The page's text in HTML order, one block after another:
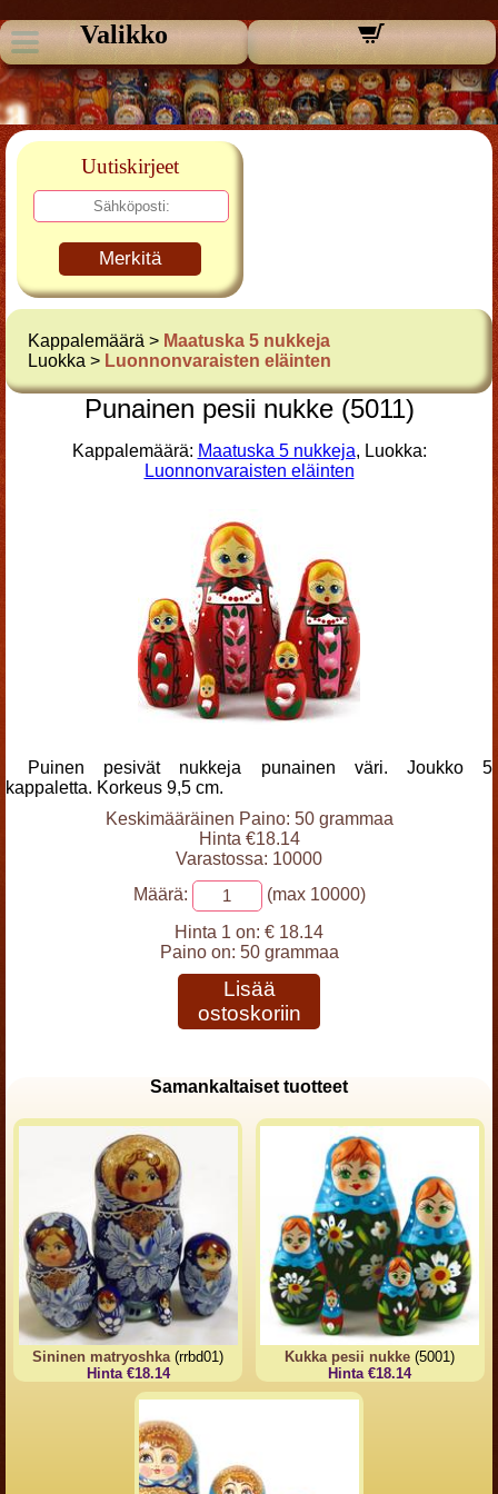
Valikko
Uutiskirjeet
Merkitä
Kappalemäärä > Maatuska 5 nukkeja
Luokka > Luonnonvaraisten eläinten
Punainen pesii nukke (5011)
Kappalemäärä: Maatuska 5 nukkeja, Luokka:
Luonnonvaraisten eläinten
Puinen pesivät nukkeja punainen väri. Joukko 5
kappaletta. Korkeus 9,5 cm.
Keskimääräinen Paino: 50 grammaa
Hinta €18.14
Varastossa: 10000
Määrä:
(max 10000)
Hinta 1 on: € 18.14
Paino on: 50 grammaa
Lisää
ostoskoriin
Samankaltaiset tuotteet
Sininen matryoshka(rrbd01)
Hinta €18.14
Kukka pesii nukke (5001)
Hinta €18.14